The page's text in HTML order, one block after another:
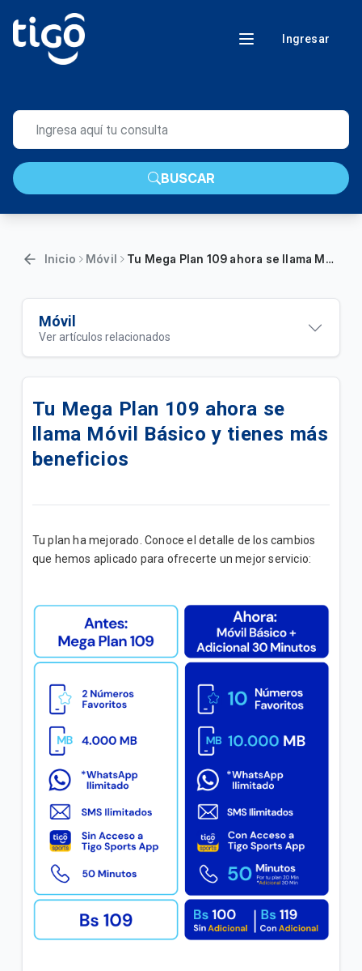
Ingresar
BUSCAR
Inicio Móvil Tu Mega Plan 109 ahora se llama Móvil Básico y tienes más beneficios
Móvil
Ver artículos relacionados
Tus Paquetigos Ilimitados ahora en SINTESIS
Ahora tu plan se llama Fácil Ote y disminuye la
tarifa a 149Bs
Ahora tu plan se llama Fácil On y disminuye la tarifa
Disfruta de tu Plan "Móvil Simple B"
Tus Paquetigos Ilimitados ahora en la App Yasta
Disfruta en tu linea del plan "Adicional Ilimitado
Inicial"
Conoce los pasos para verificar que la red 4G | LTE
de tu celular funciona correctamente
VER MÁS
Tu Mega Plan 109 ahora se
llama Móvil Básico y tienes más
beneficios
Tu plan ha mejorado. Conoce el detalle de los cambios
que hemos aplicado para ofrecerte un mejor servicio: